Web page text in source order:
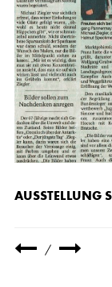
AUSSTELLUNG
/